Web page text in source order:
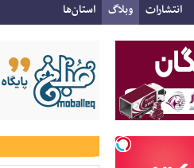
انتشارات وبلاگ استان‌ها